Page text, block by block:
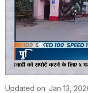
Updated on: Jan 13,